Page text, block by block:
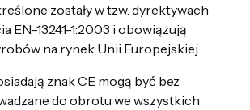
zostały w tzw. dyrektywach
EN-13241-1:2003 i obowiązują
na rynek Unii Europejskiej
znak CE mogą być bez
do obrotu we wszystkich